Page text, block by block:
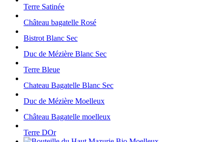
Terre Satinée
Château bagatelle Rosé
Bistrot Blanc Sec
Duc de Mézière Blanc Sec
Terre Bleue
Chateau Bagatelle Blanc Sec
Duc de Mézière Moelleux
Château Bagatelle moelleux
Terre DOr